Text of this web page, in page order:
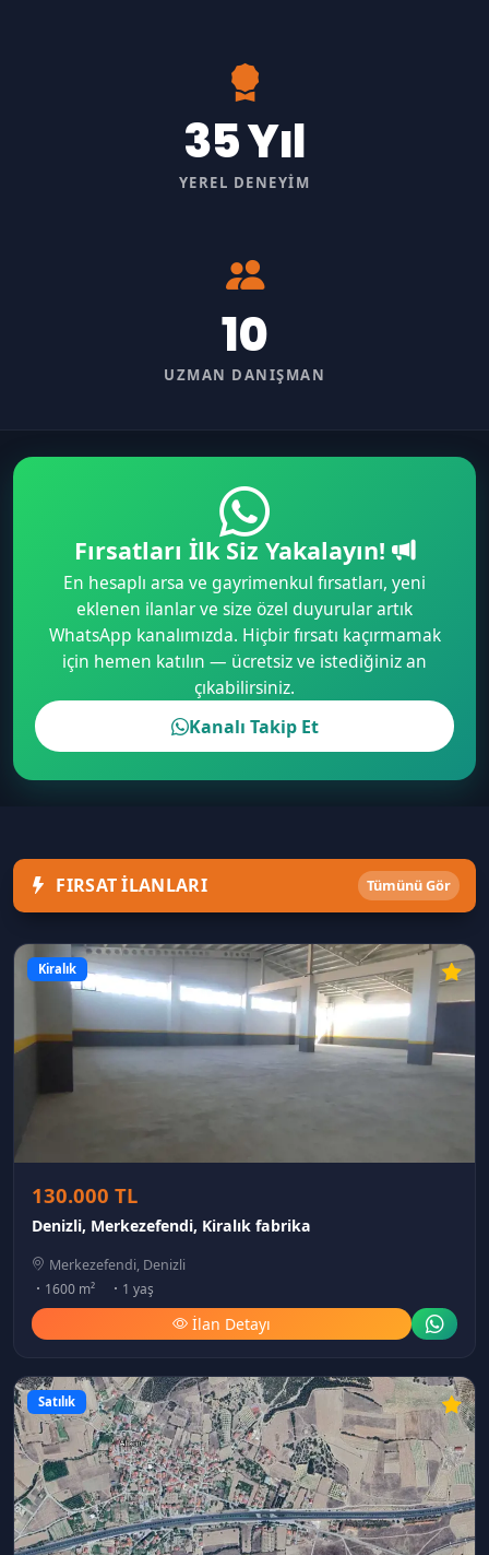
35 Yıl
YEREL DENEYIM
10
UZMAN DANIŞMAN
Fırsatları İlk Siz Yakalayın!
En hesaplı arsa ve gayrimenkul fırsatları, yeni
eklenen ilanlar ve size özel duyurular artık
WhatsApp kanalımızda. Hiçbir fırsatı kaçırmamak
için hemen katılın — ücretsiz ve istediğiniz an
çıkabilirsiniz.
Kanalı Takip Et
FIRSAT İLANLARI Tümünü Gör
Kiralık
130.000 TL
Denizli, Merkezefendi, Kiralık fabrika
Merkezefendi, Denizli
1600 m²
1 yaş
İlan Detayı
Satılık